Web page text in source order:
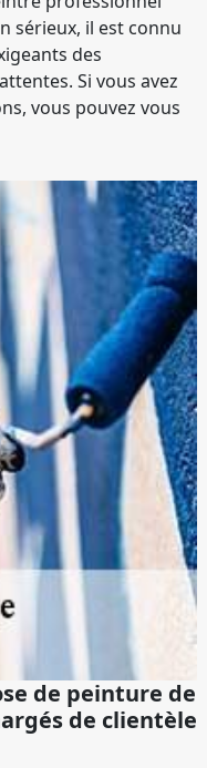
sérieux, il est connu
des
Si vous avez
vous pouvez vous
de peinture de
de clientèle